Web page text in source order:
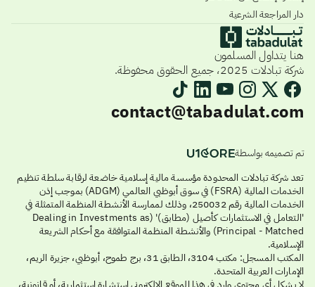
دار المراجعة الشرعية
هنا يتداول المسلمون
شركة تبادلات 2025، جميع الحقوق محفوظة.
contact@tabadulat.com
تم تصميمه بواسطة
تعد شركة تبادلات المحدودة مؤسسة مالية إسلامية خاضعة لرقابة سلطة تنظيم
الخدمات المالية (FSRA) في سوق أبوظبي العالمي (ADGM) بموجب إذن
الخدمات المالية رقم 250032، وذلك لممارسة الأنشطة المنظمة المتمثلة في
'التعامل في الاستثمارات كأصيل (مطابق)' (Dealing in Investments as
Principal - Matched) والأنشطة المنظمة المتوافقة مع أحكام الشريعة
الإسلامية.
المكتب المسجل: مكتب 3104، الطابق 31، برج طموح، أبوظبي، جزيرة الريم،
الإمارات العربية المتحدة.